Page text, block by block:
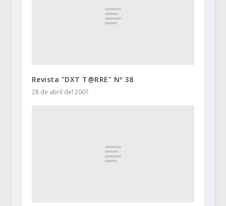
Revista "DXT T@RRE" Nº 38
28 de abril del 2007